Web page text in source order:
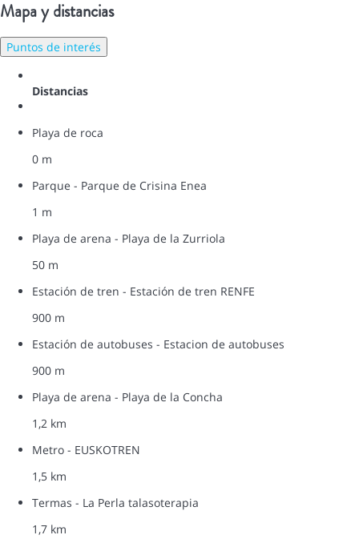
Mapa y distancias
Puntos de interés
Distancias
Playa de roca
0 m
Parque - Parque de Crisina Enea
1 m
Playa de arena - Playa de la Zurriola
50 m
Estación de tren - Estación de tren RENFE
900 m
Estación de autobuses - Estacion de autobuses
900 m
Playa de arena - Playa de la Concha
1,2 km
Metro - EUSKOTREN
1,5 km
Termas - La Perla talasoterapia
1,7 km